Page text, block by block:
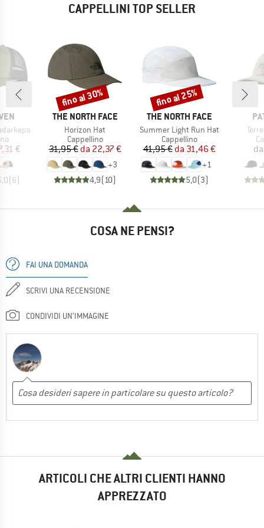
CAPPELLINI TOP SELLER
prodotti
ridotto
€
(6)
MARCHIO
THE NORTH FACE
Articolo
Horizon Hat
Gruppo di prodotti
Cappellino
Prezzo
31,95 € Prezzo ridotto
da 22,37 €
+3
4,9(10)
Sconto
fino al 30%
MARCHIO
THE NORTH FACE
Articolo
Summer Light Run Hat
Gruppo di prodotti
Cappellino
Prezzo
41,95 € Prezzo ridotto
da 31,46 €
+1
5,0(3)
Sconto
fino al 25%
da
COSA NE PENSI?
FAI UNA DOMANDA
SCRIVI UNA RECENSIONE
CONDIVIDI UN'IMMAGINE
ARTICOLI CHE ALTRI CLIENTI HANNO
APPREZZATO